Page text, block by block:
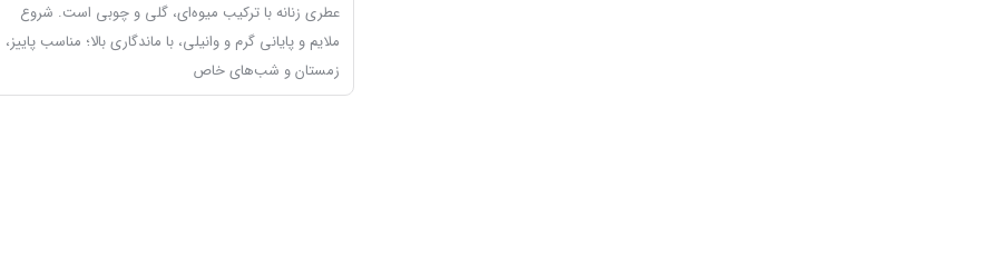
عطری زنانه با ترکیب میوه‌ای، گلی و چوبی است. شروع
ملایم و پایانی گرم و وانیلی، با ماندگاری بالا؛ مناسب پاییز،
زمستان و شب‌های خاص